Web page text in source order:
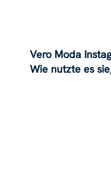
Vero Moda
Wie nutzte es